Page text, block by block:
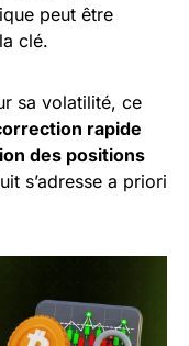
peut être
clé.
sa volatilité, ce
rapide
des positions
s’adresse a priori